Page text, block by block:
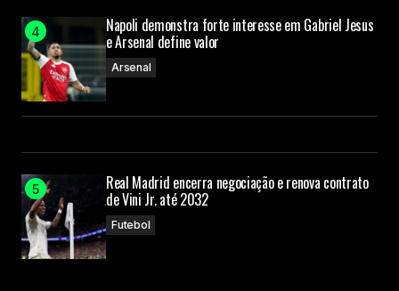
Napoli demonstra forte interesse em Gabriel Jesus
e Arsenal define valor
Arsenal
Real Madrid encerra negociação e renova contrato
de Vini Jr. até 2032
Futebol